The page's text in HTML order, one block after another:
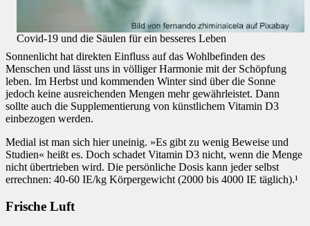
Covid-19 und die Säulen für ein besseres Leben
Sonnenlicht hat direkten Einfluss auf das Wohlbefinden des
Menschen und lässt uns in völliger Harmonie mit der Schöpfung
leben. Im Herbst und kommenden Winter sind über die Sonne
jedoch keine ausreichenden Mengen mehr gewährleistet. Dann
sollte auch die Supplementierung von künstlichem Vitamin D3
einbezogen werden.
Medial ist man sich hier uneinig. »Es gibt zu wenig Beweise und
Studien« heißt es. Doch schadet Vitamin D3 nicht, wenn die Menge
nicht übertrieben wird. Die persönliche Dosis kann jeder selbst
errechnen: 40-60 IE/kg Körpergewicht (2000 bis 4000 IE täglich).¹
Frische Luft